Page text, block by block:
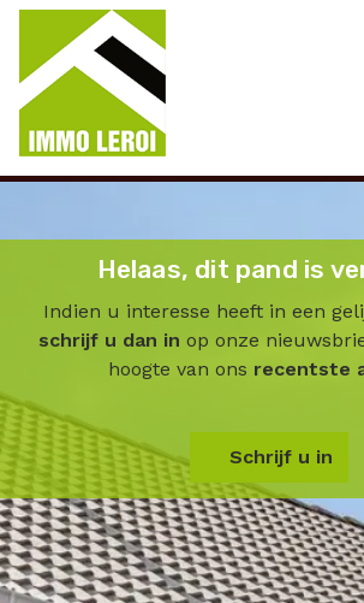
Menu overslaan en naar de inhoud gaan
Helaas, dit pand is
Indien u interesse heeft in een
schrijf u dan in op onze
hoogte van ons recentste
Schrijf u in